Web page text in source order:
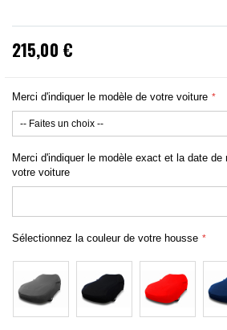
215,00 €
Merci d'indiquer le modèle de votre voiture
Merci d'indiquer le modèle exact et la date
votre voiture
Sélectionnez la couleur de votre housse